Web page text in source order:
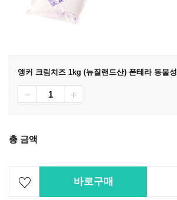
앵커 크림치즈 1kg (뉴질랜드산) 폰테라 동물성
총 금액
바로구매